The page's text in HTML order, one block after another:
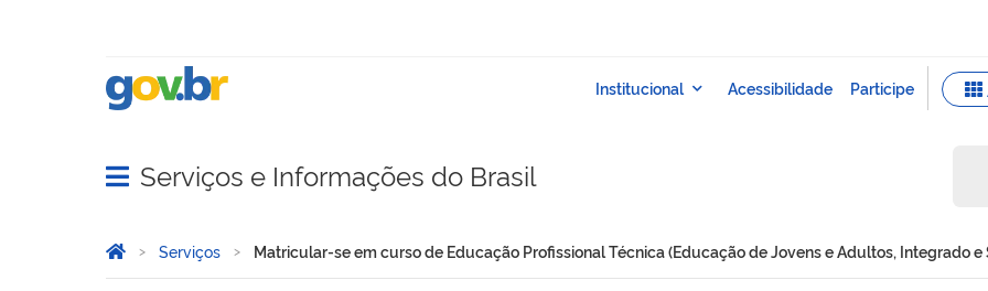
Abrir menu principal de navegação
Serviços e Informações do Brasil
Você está aqui:
Página Inicial
Serviços Matricular-se em curso de Educação Profissional Técnica (Educação de Jovens e Adultos, Integrado e